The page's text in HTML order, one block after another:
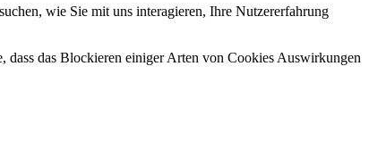
wie Sie mit uns interagieren, Ihre Nutzererfahrung
dass das Blockieren einiger Arten von Cookies Auswirkungen